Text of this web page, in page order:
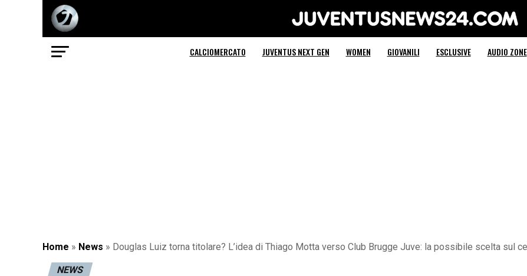
Juventus News 24
CALCIOMERCATO JUVENTUS NEXT GEN WOMEN GIOVANILI ESCLUSIVE AUDIO ZONE
Home » News » Douglas Luiz torna titolare? L’idea di Thiago Motta verso Club Brugge Juve: la possibile scelta sul
NEWS